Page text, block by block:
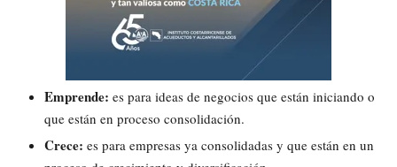
Emprende: es para ideas de negocios que están iniciando o
que están en proceso consolidación.
Crece: es para empresas ya consolidadas y que están en un